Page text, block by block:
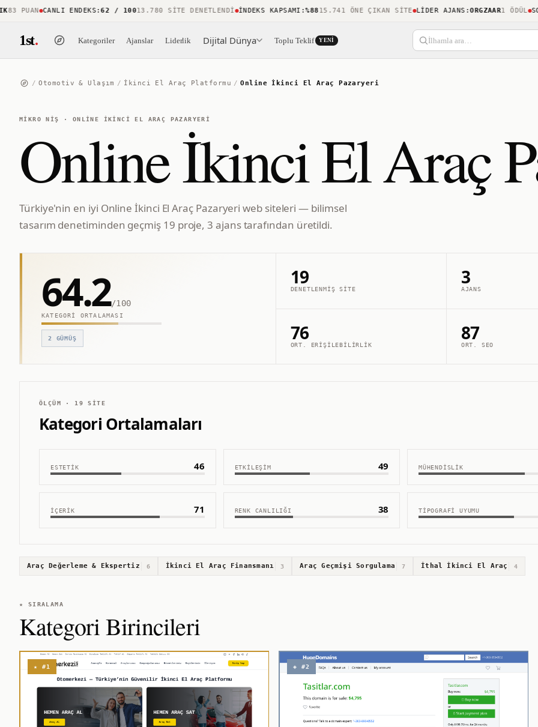
PUAN CANLI ENDEKS:62 / 100 13.780 SITE DENETLENDI İNDEKS KAPSAMI:%8815.741 ÖNE ÇIKAN SITE LIDER AJANS:ORGZAAR1 ÖDÜL SON
1st. Kategoriler Ajanslar Liderlik Dijital Dünya Toplu Teklif YENI İlhamla ara…
/ Otomotiv & Ulaşım / İkinci El Araç Platformu / Online İkinci El Araç Pazaryeri
MIKRO NIŞ · ONLINE İKINCI EL ARAÇ PAZARYERI
Online İkinci El Araç
Türkiye'nin en iyi Online İkinci El Araç Pazaryeri web siteleri — bilimsel
tasarım denetiminden geçmiş 19 proje, 3 ajans tarafından üretildi.
64.2/100
KATEGORI ORTALAMASI
2 GÜMÜŞ
19
DENETLENMIŞ SITE
3
AJANS
76
ORT. ERIŞILEBILIRLIK
87
ORT. SEO
ÖLÇÜM · 19 SITE
Kategori Ortalamaları
ESTETIK 46 ETKILEŞIM 49 MÜHENDISLIK
İÇERIK 71 RENK CANLILIĞI 38 TIPOGRAFI UYUMU
Araç Değerleme & Ekspertiz 6 İkinci El Araç Finansmanı 3 Araç Geçmişi Sorgulama 7 İthal İkinci El Araç 4
★ SIRALAMA
Kategori Birincileri
★ #1 ◈ #2